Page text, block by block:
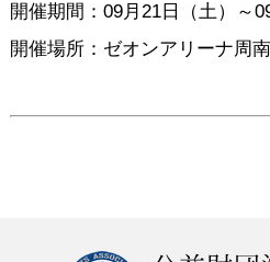
開催期間：09月21日（土）～
開催場所：ゼオンアリーナ周